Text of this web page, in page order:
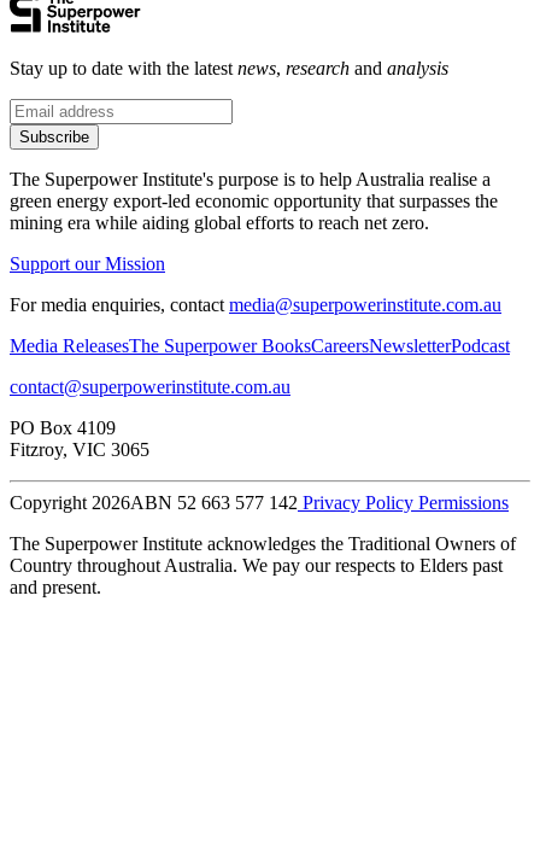
Stay up to date with the latest news, research and analysis
Subscribe
The Superpower Institute's purpose is to help Australia realise a
green energy export-led economic opportunity that surpasses the
mining era while aiding global efforts to reach net zero.​​​​‌ ‍ ​‍​‍‌‍ ‌ ​‍‌‍‍‌‌‍‌ ‌‍‍‌‌‍ ‍​‍​‍​ ‍‍​‍​‍‌ ​ ‌‍​‌‌‍ ‍‌‍‍‌‌ ‌​‌ ‍‌​‍ ‍‌‍‍‌‌‍ ​‍​‍​‍ ​​‍​‍‌‍‍​‌ ​‍‌‍‌‌‌‍‌‍​‍​‍​ ‍‍​‍​‍‌‍‍​‌ ‌​‌ ‌​‌ ​​​ ‍‍​‍ ​‍ ‌‍ ​‌‍ ‌‍​ ‌‍​‌‌‍ ​‌‍‍​‌‍ ‌ ​ ‌ ‌​​ ‍‍​ ​ ​ ​ ​ ​ ​ ​ ​‍ ‌‍‍‌‌‍ ‍‌ ‌​‌‍‌‌‌‍ ‍‌ ‌​​‍ ‌‍‌‌‌‍‌​‌‍‍‌‌ ‌​​‍ ‌‍ ‌‌‍ ‌‍‌​‌‍‌‌​ ‌‌ ​​‌ ​‍‌‍‌‌‌ ​ ‌‍‌‌‌‍ ‍‌ ‌​‌‍​‌‌ ‌​‌‍‍‌‌‍ ‌‍ ‍​ ‍ ‌‍‍‌‌‍‌​​ ‌​ ​‍​ ‌‍​ ‌‌​ ‌‍​ ​​‌‍‌‌​ ‍​​ ​​​‍ ‌​ ‌ ​ ‌​​ ‌‍​ ‌‌​‍ ‌​ ‌​​ ‍​​ ​ ​ ‍‌​‍ ‌​ ‍​​ ‌‍​ ​‍​ ‍‌​‍ ‌​ ‌‌​ ‌‌​ ‌ ​ ​‍‌‍‌‍​ ‍​​ ​‍​ ‍‌​ ‌‌​ ‍​​ ​​‌‍‌‌​ ‍ ‌ ‌​‌ ‍‌‌ ​​‌‍‌‌​ ‌‌ ​ ‌‍‌‌‌ ‌​‌ ‌​‌‍‍‌‌‍ ‍‌‍‌ ‌ ​ ​ ‍ ‌ ​​‌‍​‌‌ ‌​‌‍‍​​ ‌‌‍‌‍‌‍ ‌‍ ‌ ‌​‌‍‌‌‌ ​‍‌‌‌​‌‍‌‌‌ ‍​‌ ‌​​ ‌‍​‍‌‍​‌‌ ​ ‌‍‌‌‌‌‌‌‌ ​‍‌‍ ​​ ‌‌‍‍​‌ ‌​‌ ‌​‌ ​​​‍‌‌​ ​ ‌​​‌​‍‌‌​ ​‍‌​‌‍​‍‌‌​ ​‍‌​‌‍‌‍ ​‌‍ ‌‍​ ‌‍​‌‌‍ ​‌‍‍​‌‍ ‌ ​ ‌ ‌​​‍‌‌​ ​ ‌​​‌​ ​ ​ ​ ​ ​ ​ ​ ​‍‌‍‌‍‍‌‌‍‌​​ ‌​ ​‍​ ‌‍​ ‌‌​ ‌‍​ ​​‌‍‌‌​ ‍​​ ​​​‍ ‌​ ‌ ​ ‌​​ ‌‍​ ‌‌​‍ ‌​ ‌​​ ‍​​ ​ ​ ‍‌​‍ ‌​ ‍​​ ‌‍​ ​‍​ ‍‌​‍ ‌​ ‌‌​ ‌‌​ ‌ ​ ​‍‌‍‌‍​ ‍​​ ​‍​ ‍‌​ ‌‌​ ‍​​ ​​‌‍‌‌​‍‌‍‌ ‌​‌ ‍‌‌ ​​‌‍‌‌​ ‌‌ ​ ‌‍‌‌‌ ‌​‌ ‌​‌‍‍‌‌‍ ‍‌‍‌ ‌ ​ ​‍‌‍‌ ​​‌‍​‌‌ ‌​‌‍‍​​ ‌‌‍‌‍‌‍ ‌‍ ‌ ‌​‌‍‌‌‌ ​‍‌‌‌​‌‍‌‌‌ ‍​‌ ‌​​‍‌‍‌ ​​‌‍‌‌‌ ​‍‌ ​ ‌ ​​‌‍‌‌‌‍​ ‌ ‌​‌‍‍‌‌ ‌‍‌‍‌‌​ ‌‌ ​​‌ ‌‌‌‍​‍‌‍ ​‌‍‍‌‌ ​ ‌‍‍​‌‍‌‌‌‍‌​​‍​‍‌ ‌
Support our Mission
For media enquiries, contact media@superpowerinstitute.com.au
Media Releases​​​​‌ ‍ ​‍​‍‌‍ ‌ ​‍‌‍‍‌‌‍‌ ‌‍‍‌‌‍ ‍​‍​‍​ ‍‍​‍​‍‌ ​ ‌‍​‌‌‍ ‍‌‍‍‌‌ ‌​‌ ‍‌​‍ ‍‌‍‍‌‌‍ ​‍​‍​‍ ​​‍​‍‌‍‍​‌ ​‍‌‍‌‌‌‍‌‍​‍​‍​ ‍‍​‍​‍‌‍‍​‌ ‌​‌ ‌​‌ ​​​ ‍‍​‍ ​‍ ‌‍ ​‌‍ ‌‍​ ‌‍​‌‌‍ ​‌‍‍​‌‍ ‌ ​ ‌ ‌​​ ‍‍​ ​ ​ ​ ​ ​ ​ ​ ​‍ ‌‍‍‌‌‍ ‍‌ ‌​‌‍‌‌‌‍ ‍‌ ‌​​‍ ‌‍‌‌‌‍‌​‌‍‍‌‌ ‌​​‍ ‌‍ ‌‌‍ ‌‍‌​‌‍‌‌​ ‌‌ ​​‌ ​‍‌‍‌‌‌ ​ ‌‍‌‌‌‍ ‍‌ ‌​‌‍​‌‌ ‌​‌‍‍‌‌‍ ‌‍ ‍​ ‍ ‌‍‍‌‌‍‌​​ ‌​ ​‍​ ‌‍​ ‌‌​ ‌‍​ ​​‌‍‌‌​ ‍​​ ​​​‍ ‌​ ‌ ​ ‌​​ ‌‍​ ‌‌​‍ ‌​ ‌​​ ‍​​ ​ ​ ‍‌​‍ ‌​ ‍​​ ‌‍​ ​‍​ ‍‌​‍ ‌​ ‌‌​ ‌‌​ ‌ ​ ​‍‌‍‌‍​ ‍​​ ​‍​ ‍‌​ ‌‌​ ‍​​ ​​‌‍‌‌​ ‍ ‌ ‌​‌ ‍‌‌ ​​‌‍‌‌​ ‌‌ ​ ‌‍‌‌‌ ‌​‌ ‌​‌‍‍‌‌‍ ‍‌‍‌ ‌ ​ ​ ‍ ‌ ​​‌‍​‌‌ ‌​‌‍‍​​ ‌‌‍‌‍‌‍ ‌‍ ‌ ‌​‌‍‌‌‌ ​‍‌​ ‌‌‍‌‌‌‍ ‍‌ ‌‌‌​‍‌‌ ‌​‌‍‌‌‌‍ ‌‌ ​ ​‍‌‌​ ‌‌‌​​‍‌‌ ‌‍‍ ‌‍‌‌‌ ‍‌​‍‌‌​ ​ ‌​‌​​‍‌‌​ ​ ‌​‌​​‍‌‌​ ​‍​ ​‍‌‍​ ‌‍​‌​ ‌​​ ​​​ ‍‌‌‍‌​​ ​‍​ ‌‍‌‍​ ​ ‌ ‌‍‌‌​ ‌‌​‍‌‌​ ​‍​ ​‍​‍‌‌​ ‌‌‌​‌​​‍ ‍‌‍ ​‌‍​‌‌‍​‍‌‍‌‌‌‍ ​​ ‌‍​‍‌‍​‌‌ ​ ‌‍‌‌‌‌‌‌‌ ​‍‌‍ ​​ ‌‌‍‍​‌ ‌​‌ ‌​‌ ​​​‍‌‌​ ​ ‌​​‌​‍‌‌​ ​‍‌​‌‍​‍‌‌​ ​‍‌​‌‍‌‍ ​‌‍ ‌‍​ ‌‍​‌‌‍ ​‌‍‍​‌‍ ‌ ​ ‌ ‌​​‍‌‌​ ​ ‌​​‌​ ​ ​ ​ ​ ​ ​ ​ ​‍‌‍‌‍‍‌‌‍‌​​ ‌​ ​‍​ ‌‍​ ‌‌​ ‌‍​ ​​‌‍‌‌​ ‍​​ ​​​‍ ‌​ ‌ ​ ‌​​ ‌‍​ ‌‌​‍ ‌​ ‌​​ ‍​​ ​ ​ ‍‌​‍ ‌​ ‍​​ ‌‍​ ​‍​ ‍‌​‍ ‌​ ‌‌​ ‌‌​ ‌ ​ ​‍‌‍‌‍​ ‍​​ ​‍​ ‍‌​ ‌‌​ ‍​​ ​​‌‍‌‌​‍‌‍‌ ‌​‌ ‍‌‌ ​​‌‍‌‌​ ‌‌ ​ ‌‍‌‌‌ ‌​‌ ‌​‌‍‍‌‌‍ ‍‌‍‌ ‌ ​ ​‍‌‍‌ ​​‌‍​‌‌ ‌​‌‍‍​​ ‌‌‍‌‍‌‍ ‌‍ ‌ ‌​‌‍‌‌‌ ​‍‌​ ‌‌‍‌‌‌‍ ‍‌ ‌‌‌​‍‌‌ ‌​‌‍‌‌‌‍ ‌‌ ​ ​‍‌‌​ ‌‌‌​​‍‌‌ ‌‍‍ ‌‍‌‌‌ ‍‌​‍‌‌​ ​ ‌​‌​​‍‌‌​ ​ ‌​‌​​‍‌‌​ ​‍​ ​‍‌‍​ ‌‍​‌​ ‌​​ ​​​ ‍‌‌‍‌​​ ​‍​ ‌‍‌‍​ ​ ‌ ‌‍‌‌​ ‌‌​‍‌‌​ ​‍​ ​‍​‍‌‌​ ‌‌‌​‌​​‍ ‍‌‍ ​‌‍​‌‌‍​‍‌‍‌‌‌‍ ​​‍‌‍‌ ​​‌‍‌‌‌ ​‍‌ ​ ‌ ​​‌‍‌‌‌‍​ ‌ ‌​‌‍‍‌‌ ‌‍‌‍‌‌​ ‌‌ ​​‌ ‌‌‌‍​‍‌‍ ​‌‍‍‌‌ ​ ‌‍‍​‌‍‌‌‌‍‌​​‍​‍‌ ‌The Superpower Books​​​​‌ ‍ ​‍​‍‌‍ ‌ ​‍‌‍‍‌‌‍‌ ‌‍‍‌‌‍ ‍​‍​‍​ ‍‍​‍​‍‌ ​ ‌‍​‌‌‍ ‍‌‍‍‌‌ ‌​‌ ‍‌​‍ ‍‌‍‍‌‌‍ ​‍​‍​‍ ​​‍​‍‌‍‍​‌ ​‍‌‍‌‌‌‍‌‍​‍​‍​ ‍‍​‍​‍‌‍‍​‌ ‌​‌ ‌​‌ ​​​ ‍‍​‍ ​‍ ‌‍ ​‌‍ ‌‍​ ‌‍​‌‌‍ ​‌‍‍​‌‍ ‌ ​ ‌ ‌​​ ‍‍​ ​ ​ ​ ​ ​ ​ ​ ​‍ ‌‍‍‌‌‍ ‍‌ ‌​‌‍‌‌‌‍ ‍‌ ‌​​‍ ‌‍‌‌‌‍‌​‌‍‍‌‌ ‌​​‍ ‌‍ ‌‌‍ ‌‍‌​‌‍‌‌​ ‌‌ ​​‌ ​‍‌‍‌‌‌ ​ ‌‍‌‌‌‍ ‍‌ ‌​‌‍​‌‌ ‌​‌‍‍‌‌‍ ‌‍ ‍​ ‍ ‌‍‍‌‌‍‌​​ ‌​ ​‍​ ‌‍​ ‌‌​ ‌‍​ ​​‌‍‌‌​ ‍​​ ​​​‍ ‌​ ‌ ​ ‌​​ ‌‍​ ‌‌​‍ ‌​ ‌​​ ‍​​ ​ ​ ‍‌​‍ ‌​ ‍​​ ‌‍​ ​‍​ ‍‌​‍ ‌​ ‌‌​ ‌‌​ ‌ ​ ​‍‌‍‌‍​ ‍​​ ​‍​ ‍‌​ ‌‌​ ‍​​ ​​‌‍‌‌​ ‍ ‌ ‌​‌ ‍‌‌ ​​‌‍‌‌​ ‌‌ ​ ‌‍‌‌‌ ‌​‌ ‌​‌‍‍‌‌‍ ‍‌‍‌ ‌ ​ ​ ‍ ‌ ​​‌‍​‌‌ ‌​‌‍‍​​ ‌‌‍‌‍‌‍ ‌‍ ‌ ‌​‌‍‌‌‌ ​‍‌​ ‌‌‍‌‌‌‍ ‍‌ ‌‌‌​‍‌‌ ‌​‌‍‌‌‌‍ ‌‌ ​ ​‍‌‌​ ‌‌‌​​‍‌‌ ‌‍‍ ‌‍‌‌‌ ‍‌​‍‌‌​ ​ ‌​‌​​‍‌‌​ ​ ‌​‌​​‍‌‌​ ​‍​ ​‍​ ‌‍​ ‌ ​ ‌‌​ ​​​ ​‍​ ‌​‌‍‌​​ ‍​‌‍‌‌​ ‌‌‌‍‌‌​ ‍​​‍‌‌​ ​‍​ ​‍​‍‌‌​ ‌‌‌​‌​​‍ ‍‌‍ ​‌‍​‌‌‍​‍‌‍‌‌‌‍ ​​ ‌‍​‍‌‍​‌‌ ​ ‌‍‌‌‌‌‌‌‌ ​‍‌‍ ​​ ‌‌‍‍​‌ ‌​‌ ‌​‌ ​​​‍‌‌​ ​ ‌​​‌​‍‌‌​ ​‍‌​‌‍​‍‌‌​ ​‍‌​‌‍‌‍ ​‌‍ ‌‍​ ‌‍​‌‌‍ ​‌‍‍​‌‍ ‌ ​ ‌ ‌​​‍‌‌​ ​ ‌​​‌​ ​ ​ ​ ​ ​ ​ ​ ​‍‌‍‌‍‍‌‌‍‌​​ ‌​ ​‍​ ‌‍​ ‌‌​ ‌‍​ ​​‌‍‌‌​ ‍​​ ​​​‍ ‌​ ‌ ​ ‌​​ ‌‍​ ‌‌​‍ ‌​ ‌​​ ‍​​ ​ ​ ‍‌​‍ ‌​ ‍​​ ‌‍​ ​‍​ ‍‌​‍ ‌​ ‌‌​ ‌‌​ ‌ ​ ​‍‌‍‌‍​ ‍​​ ​‍​ ‍‌​ ‌‌​ ‍​​ ​​‌‍‌‌​‍‌‍‌ ‌​‌ ‍‌‌ ​​‌‍‌‌​ ‌‌ ​ ‌‍‌‌‌ ‌​‌ ‌​‌‍‍‌‌‍ ‍‌‍‌ ‌ ​ ​‍‌‍‌ ​​‌‍​‌‌ ‌​‌‍‍​​ ‌‌‍‌‍‌‍ ‌‍ ‌ ‌​‌‍‌‌‌ ​‍‌​ ‌‌‍‌‌‌‍ ‍‌ ‌‌‌​‍‌‌ ‌​‌‍‌‌‌‍ ‌‌ ​ ​‍‌‌​ ‌‌‌​​‍‌‌ ‌‍‍ ‌‍‌‌‌ ‍‌​‍‌‌​ ​ ‌​‌​​‍‌‌​ ​ ‌​‌​​‍‌‌​ ​‍​ ​‍​ ‌‍​ ‌ ​ ‌‌​ ​​​ ​‍​ ‌​‌‍‌​​ ‍​‌‍‌‌​ ‌‌‌‍‌‌​ ‍​​‍‌‌​ ​‍​ ​‍​‍‌‌​ ‌‌‌​‌​​‍ ‍‌‍ ​‌‍​‌‌‍​‍‌‍‌‌‌‍ ​​‍‌‍‌ ​​‌‍‌‌‌ ​‍‌ ​ ‌ ​​‌‍‌‌‌‍​ ‌ ‌​‌‍‍‌‌ ‌‍‌‍‌‌​ ‌‌ ​​‌ ‌‌‌‍​‍‌‍ ​‌‍‍‌‌ ​ ‌‍‍​‌‍‌‌‌‍‌​​‍​‍‌ ‌Careers​​​​‌ ‍ ​‍​‍‌‍ ‌ ​‍‌‍‍‌‌‍‌ ‌‍‍‌‌‍ ‍​‍​‍​ ‍‍​‍​‍‌ ​ ‌‍​‌‌‍ ‍‌‍‍‌‌ ‌​‌ ‍‌​‍ ‍‌‍‍‌‌‍ ​‍​‍​‍ ​​‍​‍‌‍‍​‌ ​‍‌‍‌‌‌‍‌‍​‍​‍​ ‍‍​‍​‍‌‍‍​‌ ‌​‌ ‌​‌ ​​​ ‍‍​‍ ​‍ ‌‍ ​‌‍ ‌‍​ ‌‍​‌‌‍ ​‌‍‍​‌‍ ‌ ​ ‌ ‌​​ ‍‍​ ​ ​ ​ ​ ​ ​ ​ ​‍ ‌‍‍‌‌‍ ‍‌ ‌​‌‍‌‌‌‍ ‍‌ ‌​​‍ ‌‍‌‌‌‍‌​‌‍‍‌‌ ‌​​‍ ‌‍ ‌‌‍ ‌‍‌​‌‍‌‌​ ‌‌ ​​‌ ​‍‌‍‌‌‌ ​ ‌‍‌‌‌‍ ‍‌ ‌​‌‍​‌‌ ‌​‌‍‍‌‌‍ ‌‍ ‍​ ‍ ‌‍‍‌‌‍‌​​ ‌​ ​‍​ ‌‍​ ‌‌​ ‌‍​ ​​‌‍‌‌​ ‍​​ ​​​‍ ‌​ ‌ ​ ‌​​ ‌‍​ ‌‌​‍ ‌​ ‌​​ ‍​​ ​ ​ ‍‌​‍ ‌​ ‍​​ ‌‍​ ​‍​ ‍‌​‍ ‌​ ‌‌​ ‌‌​ ‌ ​ ​‍‌‍‌‍​ ‍​​ ​‍​ ‍‌​ ‌‌​ ‍​​ ​​‌‍‌‌​ ‍ ‌ ‌​‌ ‍‌‌ ​​‌‍‌‌​ ‌‌ ​ ‌‍‌‌‌ ‌​‌ ‌​‌‍‍‌‌‍ ‍‌‍‌ ‌ ​ ​ ‍ ‌ ​​‌‍​‌‌ ‌​‌‍‍​​ ‌‌‍‌‍‌‍ ‌‍ ‌ ‌​‌‍‌‌‌ ​‍‌​ ‌‌‍‌‌‌‍ ‍‌ ‌‌‌​‍‌‌ ‌​‌‍‌‌‌‍ ‌‌ ​ ​‍‌‌​ ‌‌‌​​‍‌‌ ‌‍‍ ‌‍‌‌‌ ‍‌​‍‌‌​ ​ ‌​‌​​‍‌‌​ ​ ‌​‌​​‍‌‌​ ​‍​ ​‍‌‍‌‌​ ‌‌‌‍‌​​ ‌‍​ ‌ ‌‍‌​‌‍​‌​ ‌ ​ ‌ ​ ‌ ​ ​​‌‍​‌​‍‌‌​ ​‍​ ​‍​‍‌‌​ ‌‌‌​‌​​‍ ‍‌‍ ​‌‍​‌‌‍​‍‌‍‌‌‌‍ ​​ ‌‍​‍‌‍​‌‌ ​ ‌‍‌‌‌‌‌‌‌ ​‍‌‍ ​​ ‌‌‍‍​‌ ‌​‌ ‌​‌ ​​​‍‌‌​ ​ ‌​​‌​‍‌‌​ ​‍‌​‌‍​‍‌‌​ ​‍‌​‌‍‌‍ ​‌‍ ‌‍​ ‌‍​‌‌‍ ​‌‍‍​‌‍ ‌ ​ ‌ ‌​​‍‌‌​ ​ ‌​​‌​ ​ ​ ​ ​ ​ ​ ​ ​‍‌‍‌‍‍‌‌‍‌​​ ‌​ ​‍​ ‌‍​ ‌‌​ ‌‍​ ​​‌‍‌‌​ ‍​​ ​​​‍ ‌​ ‌ ​ ‌​​ ‌‍​ ‌‌​‍ ‌​ ‌​​ ‍​​ ​ ​ ‍‌​‍ ‌​ ‍​​ ‌‍​ ​‍​ ‍‌​‍ ‌​ ‌‌​ ‌‌​ ‌ ​ ​‍‌‍‌‍​ ‍​​ ​‍​ ‍‌​ ‌‌​ ‍​​ ​​‌‍‌‌​‍‌‍‌ ‌​‌ ‍‌‌ ​​‌‍‌‌​ ‌‌ ​ ‌‍‌‌‌ ‌​‌ ‌​‌‍‍‌‌‍ ‍‌‍‌ ‌ ​ ​‍‌‍‌ ​​‌‍​‌‌ ‌​‌‍‍​​ ‌‌‍‌‍‌‍ ‌‍ ‌ ‌​‌‍‌‌‌ ​‍‌​ ‌‌‍‌‌‌‍ ‍‌ ‌‌‌​‍‌‌ ‌​‌‍‌‌‌‍ ‌‌ ​ ​‍‌‌​ ‌‌‌​​‍‌‌ ‌‍‍ ‌‍‌‌‌ ‍‌​‍‌‌​ ​ ‌​‌​​‍‌‌​ ​ ‌​‌​​‍‌‌​ ​‍​ ​‍‌‍‌‌​ ‌‌‌‍‌​​ ‌‍​ ‌ ‌‍‌​‌‍​‌​ ‌ ​ ‌ ​ ‌ ​ ​​‌‍​‌​‍‌‌​ ​‍​ ​‍​‍‌‌​ ‌‌‌​‌​​‍ ‍‌‍ ​‌‍​‌‌‍​‍‌‍‌‌‌‍ ​​‍‌‍‌ ​​‌‍‌‌‌ ​‍‌ ​ ‌ ​​‌‍‌‌‌‍​ ‌ ‌​‌‍‍‌‌ ‌‍‌‍‌‌​ ‌‌ ​​‌ ‌‌‌‍​‍‌‍ ​‌‍‍‌‌ ​ ‌‍‍​‌‍‌‌‌‍‌​​‍​‍‌ ‌Newsletter​​​​‌ ‍ ​‍​‍‌‍ ‌ ​‍‌‍‍‌‌‍‌ ‌‍‍‌‌‍ ‍​‍​‍​ ‍‍​‍​‍‌ ​ ‌‍​‌‌‍ ‍‌‍‍‌‌ ‌​‌ ‍‌​‍ ‍‌‍‍‌‌‍ ​‍​‍​‍ ​​‍​‍‌‍‍​‌ ​‍‌‍‌‌‌‍‌‍​‍​‍​ ‍‍​‍​‍‌‍‍​‌ ‌​‌ ‌​‌ ​​​ ‍‍​‍ ​‍ ‌‍ ​‌‍ ‌‍​ ‌‍​‌‌‍ ​‌‍‍​‌‍ ‌ ​ ‌ ‌​​ ‍‍​ ​ ​ ​ ​ ​ ​ ​ ​‍ ‌‍‍‌‌‍ ‍‌ ‌​‌‍‌‌‌‍ ‍‌ ‌​​‍ ‌‍‌‌‌‍‌​‌‍‍‌‌ ‌​​‍ ‌‍ ‌‌‍ ‌‍‌​‌‍‌‌​ ‌‌ ​​‌ ​‍‌‍‌‌‌ ​ ‌‍‌‌‌‍ ‍‌ ‌​‌‍​‌‌ ‌​‌‍‍‌‌‍ ‌‍ ‍​ ‍ ‌‍‍‌‌‍‌​​ ‌​ ​‍​ ‌‍​ ‌‌​ ‌‍​ ​​‌‍‌‌​ ‍​​ ​​​‍ ‌​ ‌ ​ ‌​​ ‌‍​ ‌‌​‍ ‌​ ‌​​ ‍​​ ​ ​ ‍‌​‍ ‌​ ‍​​ ‌‍​ ​‍​ ‍‌​‍ ‌​ ‌‌​ ‌‌​ ‌ ​ ​‍‌‍‌‍​ ‍​​ ​‍​ ‍‌​ ‌‌​ ‍​​ ​​‌‍‌‌​ ‍ ‌ ‌​‌ ‍‌‌ ​​‌‍‌‌​ ‌‌ ​ ‌‍‌‌‌ ‌​‌ ‌​‌‍‍‌‌‍ ‍‌‍‌ ‌ ​ ​ ‍ ‌ ​​‌‍​‌‌ ‌​‌‍‍​​ ‌‌‍‌‍‌‍ ‌‍ ‌ ‌​‌‍‌‌‌ ​‍‌​ ‌‌‍‌‌‌‍ ‍‌ ‌‌‌​‍‌‌ ‌​‌‍‌‌‌‍ ‌‌ ​ ​‍‌‌​ ‌‌‌​​‍‌‌ ‌‍‍ ‌‍‌‌‌ ‍‌​‍‌‌​ ​ ‌​‌​​‍‌‌​ ​ ‌​‌​​‍‌‌​ ​‍​ ​‍​ ​‍‌‍​‍​ ​​​ ​ ​ ‍‌​ ​‍‌‍​‌​ ‍​‌‍​‌​ ‌ ​ ​​‌‍‌‍​‍‌‌​ ​‍​ ​‍​‍‌‌​ ‌‌‌​‌​​‍ ‍‌‍ ​‌‍​‌‌‍​‍‌‍‌‌‌‍ ​​ ‌‍​‍‌‍​‌‌ ​ ‌‍‌‌‌‌‌‌‌ ​‍‌‍ ​​ ‌‌‍‍​‌ ‌​‌ ‌​‌ ​​​‍‌‌​ ​ ‌​​‌​‍‌‌​ ​‍‌​‌‍​‍‌‌​ ​‍‌​‌‍‌‍ ​‌‍ ‌‍​ ‌‍​‌‌‍ ​‌‍‍​‌‍ ‌ ​ ‌ ‌​​‍‌‌​ ​ ‌​​‌​ ​ ​ ​ ​ ​ ​ ​ ​‍‌‍‌‍‍‌‌‍‌​​ ‌​ ​‍​ ‌‍​ ‌‌​ ‌‍​ ​​‌‍‌‌​ ‍​​ ​​​‍ ‌​ ‌ ​ ‌​​ ‌‍​ ‌‌​‍ ‌​ ‌​​ ‍​​ ​ ​ ‍‌​‍ ‌​ ‍​​ ‌‍​ ​‍​ ‍‌​‍ ‌​ ‌‌​ ‌‌​ ‌ ​ ​‍‌‍‌‍​ ‍​​ ​‍​ ‍‌​ ‌‌​ ‍​​ ​​‌‍‌‌​‍‌‍‌ ‌​‌ ‍‌‌ ​​‌‍‌‌​ ‌‌ ​ ‌‍‌‌‌ ‌​‌ ‌​‌‍‍‌‌‍ ‍‌‍‌ ‌ ​ ​‍‌‍‌ ​​‌‍​‌‌ ‌​‌‍‍​​ ‌‌‍‌‍‌‍ ‌‍ ‌ ‌​‌‍‌‌‌ ​‍‌​ ‌‌‍‌‌‌‍ ‍‌ ‌‌‌​‍‌‌ ‌​‌‍‌‌‌‍ ‌‌ ​ ​‍‌‌​ ‌‌‌​​‍‌‌ ‌‍‍ ‌‍‌‌‌ ‍‌​‍‌‌​ ​ ‌​‌​​‍‌‌​ ​ ‌​‌​​‍‌‌​ ​‍​ ​‍​ ​‍‌‍​‍​ ​​​ ​ ​ ‍‌​ ​‍‌‍​‌​ ‍​‌‍​‌​ ‌ ​ ​​‌‍‌‍​‍‌‌​ ​‍​ ​‍​‍‌‌​ ‌‌‌​‌​​‍ ‍‌‍ ​‌‍​‌‌‍​‍‌‍‌‌‌‍ ​​‍‌‍‌ ​​‌‍‌‌‌ ​‍‌ ​ ‌ ​​‌‍‌‌‌‍​ ‌ ‌​‌‍‍‌‌ ‌‍‌‍‌‌​ ‌‌ ​​‌ ‌‌‌‍​‍‌‍ ​‌‍‍‌‌ ​ ‌‍‍​‌‍‌‌‌‍‌​​‍​‍‌ ‌Podcast​​​​‌ ‍ ​‍​‍‌‍ ‌ ​‍‌‍‍‌‌‍‌ ‌‍‍‌‌‍ ‍​‍​‍​ ‍‍​‍​‍‌ ​ ‌‍​‌‌‍ ‍‌‍‍‌‌ ‌​‌ ‍‌​‍ ‍‌‍‍‌‌‍ ​‍​‍​‍ ​​‍​‍‌‍‍​‌ ​‍‌‍‌‌‌‍‌‍​‍​‍​ ‍‍​‍​‍‌‍‍​‌ ‌​‌ ‌​‌ ​​​ ‍‍​‍ ​‍ ‌‍ ​‌‍ ‌‍​ ‌‍​‌‌‍ ​‌‍‍​‌‍ ‌ ​ ‌ ‌​​ ‍‍​ ​ ​ ​ ​ ​ ​ ​ ​‍ ‌‍‍‌‌‍ ‍‌ ‌​‌‍‌‌‌‍ ‍‌ ‌​​‍ ‌‍‌‌‌‍‌​‌‍‍‌‌ ‌​​‍ ‌‍ ‌‌‍ ‌‍‌​‌‍‌‌​ ‌‌ ​​‌ ​‍‌‍‌‌‌ ​ ‌‍‌‌‌‍ ‍‌ ‌​‌‍​‌‌ ‌​‌‍‍‌‌‍ ‌‍ ‍​ ‍ ‌‍‍‌‌‍‌​​ ‌​ ​‍​ ‌‍​ ‌‌​ ‌‍​ ​​‌‍‌‌​ ‍​​ ​​​‍ ‌​ ‌ ​ ‌​​ ‌‍​ ‌‌​‍ ‌​ ‌​​ ‍​​ ​ ​ ‍‌​‍ ‌​ ‍​​ ‌‍​ ​‍​ ‍‌​‍ ‌​ ‌‌​ ‌‌​ ‌ ​ ​‍‌‍‌‍​ ‍​​ ​‍​ ‍‌​ ‌‌​ ‍​​ ​​‌‍‌‌​ ‍ ‌ ‌​‌ ‍‌‌ ​​‌‍‌‌​ ‌‌ ​ ‌‍‌‌‌ ‌​‌ ‌​‌‍‍‌‌‍ ‍‌‍‌ ‌ ​ ​ ‍ ‌ ​​‌‍​‌‌ ‌​‌‍‍​​ ‌‌‍‌‍‌‍ ‌‍ ‌ ‌​‌‍‌‌‌ ​‍‌​ ‌‌‍‌‌‌‍ ‍‌ ‌‌‌​‍‌‌ ‌​‌‍‌‌‌‍ ‌‌ ​ ​‍‌‌​ ‌‌‌​​‍‌‌ ‌‍‍ ‌‍‌‌‌ ‍‌​‍‌‌​ ​ ‌​‌​​‍‌‌​ ​ ‌​‌​​‍‌‌​ ​‍​ ​‍​ ‌‍‌‍‌‌​ ‍​​ ​ ​ ​​​ ‍‌​ ‌​​ ​​​ ​‍‌‍‌‍‌‍​ ​ ​‍​‍‌‌​ ​‍​ ​‍​‍‌‌​ ‌‌‌​‌​​‍ ‍‌‍ ​‌‍​‌‌‍​‍‌‍‌‌‌‍ ​​ ‌‍​‍‌‍​‌‌ ​ ‌‍‌‌‌‌‌‌‌ ​‍‌‍ ​​ ‌‌‍‍​‌ ‌​‌ ‌​‌ ​​​‍‌‌​ ​ ‌​​‌​‍‌‌​ ​‍‌​‌‍​‍‌‌​ ​‍‌​‌‍‌‍ ​‌‍ ‌‍​ ‌‍​‌‌‍ ​‌‍‍​‌‍ ‌ ​ ‌ ‌​​‍‌‌​ ​ ‌​​‌​ ​ ​ ​ ​ ​ ​ ​ ​‍‌‍‌‍‍‌‌‍‌​​ ‌​ ​‍​ ‌‍​ ‌‌​ ‌‍​ ​​‌‍‌‌​ ‍​​ ​​​‍ ‌​ ‌ ​ ‌​​ ‌‍​ ‌‌​‍ ‌​ ‌​​ ‍​​ ​ ​ ‍‌​‍ ‌​ ‍​​ ‌‍​ ​‍​ ‍‌​‍ ‌​ ‌‌​ ‌‌​ ‌ ​ ​‍‌‍‌‍​ ‍​​ ​‍​ ‍‌​ ‌‌​ ‍​​ ​​‌‍‌‌​‍‌‍‌ ‌​‌ ‍‌‌ ​​‌‍‌‌​ ‌‌ ​ ‌‍‌‌‌ ‌​‌ ‌​‌‍‍‌‌‍ ‍‌‍‌ ‌ ​ ​‍‌‍‌ ​​‌‍​‌‌ ‌​‌‍‍​​ ‌‌‍‌‍‌‍ ‌‍ ‌ ‌​‌‍‌‌‌ ​‍‌​ ‌‌‍‌‌‌‍ ‍‌ ‌‌‌​‍‌‌ ‌​‌‍‌‌‌‍ ‌‌ ​ ​‍‌‌​ ‌‌‌​​‍‌‌ ‌‍‍ ‌‍‌‌‌ ‍‌​‍‌‌​ ​ ‌​‌​​‍‌‌​ ​ ‌​‌​​‍‌‌​ ​‍​ ​‍​ ‌‍‌‍‌‌​ ‍​​ ​ ​ ​​​ ‍‌​ ‌​​ ​​​ ​‍‌‍‌‍‌‍​ ​ ​‍​‍‌‌​ ​‍​ ​‍​‍‌‌​ ‌‌‌​‌​​‍ ‍‌‍ ​‌‍​‌‌‍​‍‌‍‌‌‌‍ ​​‍‌‍‌ ​​‌‍‌‌‌ ​‍‌ ​ ‌ ​​‌‍‌‌‌‍​ ‌ ‌​‌‍‍‌‌ ‌‍‌‍‌‌​ ‌‌ ​​‌ ‌‌‌‍​‍‌‍ ​‌‍‍‌‌ ​ ‌‍‍​‌‍‌‌‌‍‌​​‍​‍‌ ‌
contact@superpowerinstitute.com.au
PO Box 4109
Fitzroy, VIC 3065
Copyright 2026ABN 52 663 577 142 Privacy Policy Permissions
The Superpower Institute acknowledges the Traditional Owners of
Country throughout Australia. We pay our respects to Elders past
and present.​​​​‌ ‍ ​‍​‍‌‍ ‌ ​‍‌‍‍‌‌‍‌ ‌‍‍‌‌‍ ‍​‍​‍​ ‍‍​‍​‍‌ ​ ‌‍​‌‌‍ ‍‌‍‍‌‌ ‌​‌ ‍‌​‍ ‍‌‍‍‌‌‍ ​‍​‍​‍ ​​‍​‍‌‍‍​‌ ​‍‌‍‌‌‌‍‌‍​‍​‍​ ‍‍​‍​‍‌‍‍​‌ ‌​‌ ‌​‌ ​​​ ‍‍​‍ ​‍ ‌‍ ​‌‍ ‌‍​ ‌‍​‌‌‍ ​‌‍‍​‌‍ ‌ ​ ‌ ‌​​ ‍‍​ ​ ​ ​ ​ ​ ​ ​ ​‍ ‌‍‍‌‌‍ ‍‌ ‌​‌‍‌‌‌‍ ‍‌ ‌​​‍ ‌‍‌‌‌‍‌​‌‍‍‌‌ ‌​​‍ ‌‍ ‌‌‍ ‌‍‌​‌‍‌‌​ ‌‌ ​​‌ ​‍‌‍‌‌‌ ​ ‌‍‌‌‌‍ ‍‌ ‌​‌‍​‌‌ ‌​‌‍‍‌‌‍ ‌‍ ‍​ ‍ ‌‍‍‌‌‍‌​​ ‌​ ​‍​ ‌‍​ ‌‌​ ‌‍​ ​​‌‍‌‌​ ‍​​ ​​​‍ ‌​ ‌ ​ ‌​​ ‌‍​ ‌‌​‍ ‌​ ‌​​ ‍​​ ​ ​ ‍‌​‍ ‌​ ‍​​ ‌‍​ ​‍​ ‍‌​‍ ‌​ ‌‌​ ‌‌​ ‌ ​ ​‍‌‍‌‍​ ‍​​ ​‍​ ‍‌​ ‌‌​ ‍​​ ​​‌‍‌‌​ ‍ ‌ ‌​‌ ‍‌‌ ​​‌‍‌‌​ ‌‌ ​ ‌‍‌‌‌ ‌​‌ ‌​‌‍‍‌‌‍ ‍‌‍‌ ‌ ​ ​ ‍ ‌ ​​‌‍​‌‌ ‌​‌‍‍​​ ‌‌‍​‌‌‍​ ‌‍‍ ‌‍ ‍‌‍ ‌ ‌ ‌‍ ​‌‍‌‌‌‍‌​‌‍‌ ‌‍‌‌‌‍ ‌‌‍‌‌‌‍ ‍‌ ‌​​ ‌‍​‍‌‍​‌‌ ​ ‌‍‌‌‌‌‌‌‌ ​‍‌‍ ​​ ‌‌‍‍​‌ ‌​‌ ‌​‌ ​​​‍‌‌​ ​ ‌​​‌​‍‌‌​ ​‍‌​‌‍​‍‌‌​ ​‍‌​‌‍‌‍ ​‌‍ ‌‍​ ‌‍​‌‌‍ ​‌‍‍​‌‍ ‌ ​ ‌ ‌​​‍‌‌​ ​ ‌​​‌​ ​ ​ ​ ​ ​ ​ ​ ​‍‌‍‌‍‍‌‌‍‌​​ ‌​ ​‍​ ‌‍​ ‌‌​ ‌‍​ ​​‌‍‌‌​ ‍​​ ​​​‍ ‌​ ‌ ​ ‌​​ ‌‍​ ‌‌​‍ ‌​ ‌​​ ‍​​ ​ ​ ‍‌​‍ ‌​ ‍​​ ‌‍​ ​‍​ ‍‌​‍ ‌​ ‌‌​ ‌‌​ ‌ ​ ​‍‌‍‌‍​ ‍​​ ​‍​ ‍‌​ ‌‌​ ‍​​ ​​‌‍‌‌​‍‌‍‌ ‌​‌ ‍‌‌ ​​‌‍‌‌​ ‌‌ ​ ‌‍‌‌‌ ‌​‌ ‌​‌‍‍‌‌‍ ‍‌‍‌ ‌ ​ ​‍‌‍‌ ​​‌‍​‌‌ ‌​‌‍‍​​ ‌‌‍​‌‌‍​ ‌‍‍ ‌‍ ‍‌‍ ‌ ‌ ‌‍ ​‌‍‌‌‌‍‌​‌‍‌ ‌‍‌‌‌‍ ‌‌‍‌‌‌‍ ‍‌ ‌​​‍‌‍‌ ​​‌‍‌‌‌ ​‍‌ ​ ‌ ​​‌‍‌‌‌‍​ ‌ ‌​‌‍‍‌‌ ‌‍‌‍‌‌​ ‌‌ ​​‌ ‌‌‌‍​‍‌‍ ​‌‍‍‌‌ ​ ‌‍‍​‌‍‌‌‌‍‌​​‍​‍‌ ‌